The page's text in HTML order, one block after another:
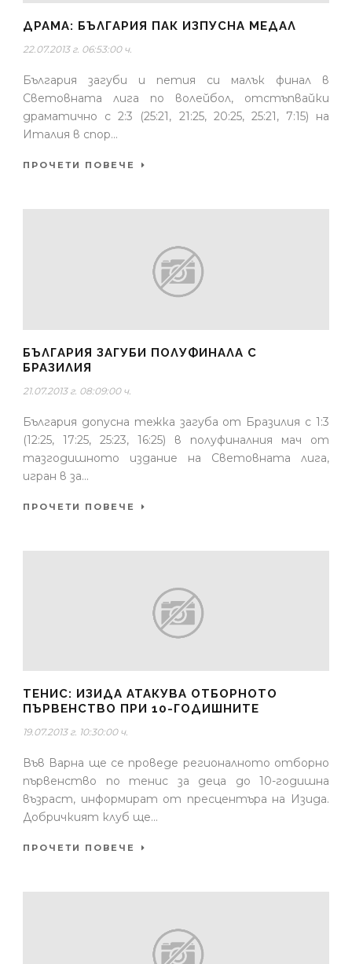
ДРАМА: БЪЛГАРИЯ ПАК ИЗПУСНА МЕДАЛ
22.07.2013 г. 06:53:00 ч.
България загуби и петия си малък финал в
Световната лига по волейбол, отстъпвайки
драматично с 2:3 (25:21, 21:25, 20:25, 25:21, 7:15) на
Италия в спор...
ПРОЧЕТИ ПОВЕЧЕ
БЪЛГАРИЯ ЗАГУБИ ПОЛУФИНАЛА С
БРАЗИЛИЯ
21.07.2013 г. 08:09:00 ч.
България допусна тежка загуба от Бразилия с 1:3
(12:25, 17:25, 25:23, 16:25) в полуфиналния мач от
тазгодишното издание на Световната лига,
игран в за...
ПРОЧЕТИ ПОВЕЧЕ
ТЕНИС: ИЗИДА АТАКУВА ОТБОРНОТО
ПЪРВЕНСТВО ПРИ 10-ГОДИШНИТЕ
19.07.2013 г. 10:30:00 ч.
Във Варна ще се проведе регионалното отборно
първенство по тенис за деца до 10-годишна
възраст, информират от пресцентъра на Изида.
Добричкият клуб ще...
ПРОЧЕТИ ПОВЕЧЕ